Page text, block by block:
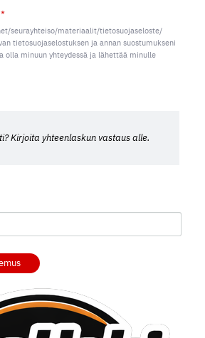
*
seurayhteiso/materiaalit/tietosuojaseloste/
tietosuojaselostuksen ja annan suostumukseni
olla minuun yhteydessä ja lähettää minulle
Kirjoita yhteenlaskun vastaus alle.